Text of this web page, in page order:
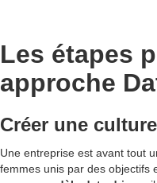
Les étapes
approche
Créer une
Une entreprise est avant tout
femmes unis par des objectifs